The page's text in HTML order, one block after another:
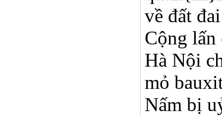
về đất
Cộng
Hà Nội
mỏ
Nấm bị